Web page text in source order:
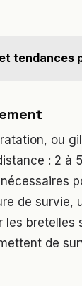
tendances
ou
: 2 à
de survie,
les bretelles
de